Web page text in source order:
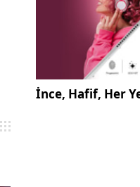
İnce, Hafif, Her